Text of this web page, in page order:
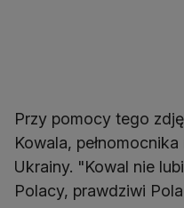
Przy pomocy tego
Kowala,
Ukrainy. "Kowal nie
Polacy, prawdziwi